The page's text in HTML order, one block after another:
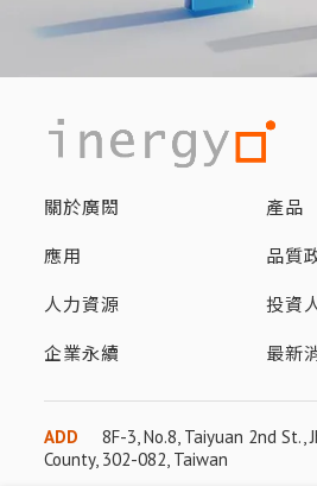
關於廣閎 產品
應用 品質
人力資源 投資
企業永續 最新
ADD
8F-3, No.8, Taiyuan 2nd St.,
County, 302-082, Taiwan